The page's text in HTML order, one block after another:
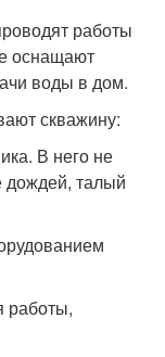
работы
оснащают
воды в дом.
скважину:
В него не
дождей, талый
работы,